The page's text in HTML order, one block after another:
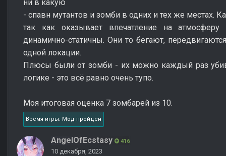
ни в какую
- спавн мутантов и зомби в одних и тех же местах.
так как оказывает впечатление на
динамично-статичны. Они то бегают,
одной локации.
Плюсы были от зомби - их можно каждый раз
логике - это всё равно очень тупо.
Моя итоговая оценка 7 зомбарей из 10.
Время игры: Мод пройден
AngelOfEcstasy 416
10 декабря, 2023